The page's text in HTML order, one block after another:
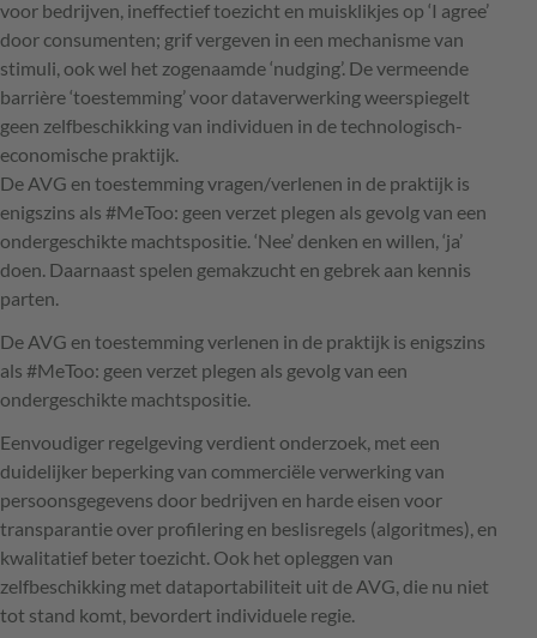
voor bedrijven, ineffectief toezicht en muisklikjes op ‘I agree’
door consumenten; grif vergeven in een mechanisme van
stimuli, ook wel het zogenaamde ‘nudging’. De vermeende
barrière ‘toestemming’ voor dataverwerking weerspiegelt
geen zelfbeschikking van individuen in de technologisch-
economische praktijk.
De AVG en toestemming vragen/verlenen in de praktijk is
enigszins als #MeToo: geen verzet plegen als gevolg van een
ondergeschikte machtspositie. ‘Nee’ denken en willen, ‘ja’
doen. Daarnaast spelen gemakzucht en gebrek aan kennis
parten.
De AVG en toestemming verlenen in de praktijk is enigszins
als #MeToo: geen verzet plegen als gevolg van een
ondergeschikte machtspositie.
Eenvoudiger regelgeving verdient onderzoek, met een
duidelijker beperking van commerciële verwerking van
persoonsgegevens door bedrijven en harde eisen voor
transparantie over profilering en beslisregels (algoritmes), en
kwalitatief beter toezicht. Ook het opleggen van
zelfbeschikking met dataportabiliteit uit de AVG , die nu niet
tot stand komt, bevordert individuele regie.